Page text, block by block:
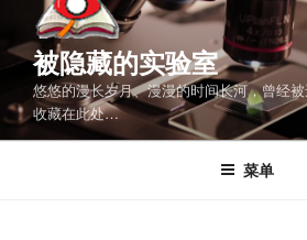
被隐藏的实验室
悠悠的漫长岁月、漫漫的时间长河，曾经
收藏在此处…
菜单